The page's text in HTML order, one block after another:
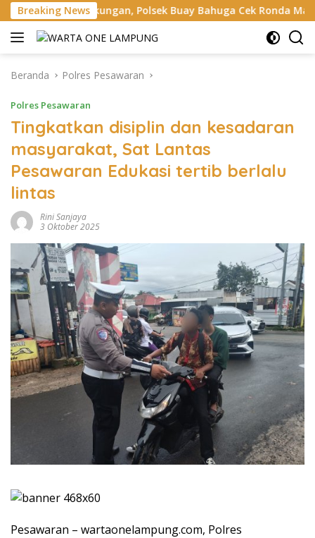
Langsung
ke
konten
Breaking NewsPolsek Buay Bahuga Cek Ronda Malam dan
Beranda Polres Pesawaran
Polres Pesawaran
Tingkatkan disiplin dan kesadaran
masyarakat, Sat Lantas
Pesawaran Edukasi tertib berlalu
lintas
Rini Sanjaya
3 Oktober 2025
Pesawaran – wartaonelampung.com, Polres